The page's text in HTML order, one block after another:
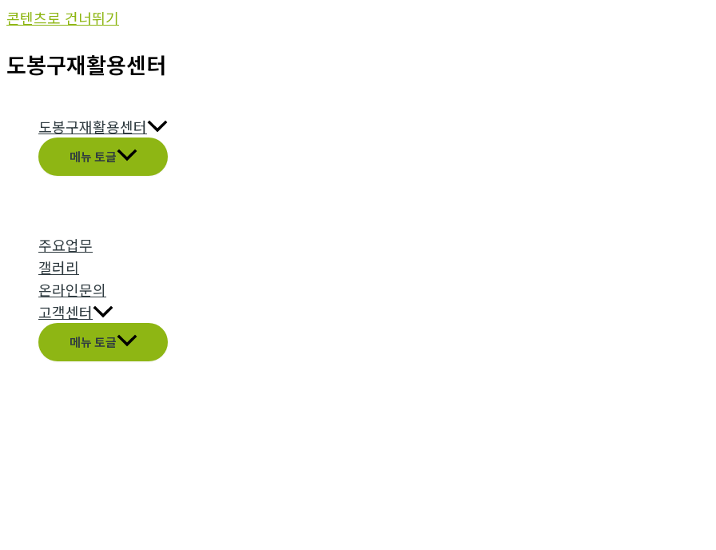
콘텐츠로 건너뛰기
도봉구재활용센터
도봉구재활용센터
메뉴 토글
주요업무
갤러리
온라인문의
고객센터
메뉴 토글